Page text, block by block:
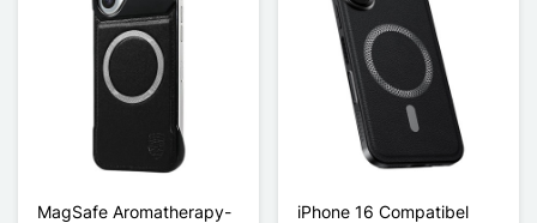
MagSafe Aromatherapy-
iPhone 16 Compatibel